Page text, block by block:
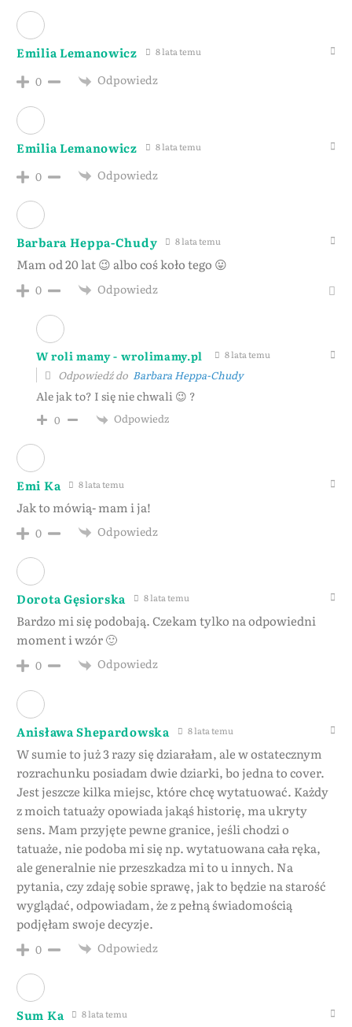
Emilia Lemanowicz 8 lata temu
0 Odpowiedz
Emilia Lemanowicz 8 lata temu
0 Odpowiedz
Barbara Heppa-Chudy 8 lata temu
Mam od 20 lat 😉 albo coś koło tego 😛
0 Odpowiedz
W roli mamy - wrolimamy.pl 8 lata temu
Odpowiedź do Barbara Heppa-Chudy
Ale jak to? I się nie chwali 😉 ?
0 Odpowiedz
Emi Ka 8 lata temu
Jak to mówią- mam i ja!
0 Odpowiedz
Dorota Gęsiorska 8 lata temu
Bardzo mi się podobają. Czekam tylko na odpowiedni
moment i wzór 🙂
0 Odpowiedz
Anisława Shepardowska 8 lata temu
W sumie to już 3 razy się dziarałam, ale w ostatecznym
rozrachunku posiadam dwie dziarki, bo jedna to cover.
Jest jeszcze kilka miejsc, które chcę wytatuować. Każdy
z moich tatuaży opowiada jakąś historię, ma ukryty
sens. Mam przyjęte pewne granice, jeśli chodzi o
tatuaże, nie podoba mi się np. wytatuowana cała ręka,
ale generalnie nie przeszkadza mi to u innych. Na
pytania, czy zdaję sobie sprawę, jak to będzie na starość
wyglądać, odpowiadam, że z pełną świadomością
podjęłam swoje decyzje.
0 Odpowiedz
Sum Ka 8 lata temu